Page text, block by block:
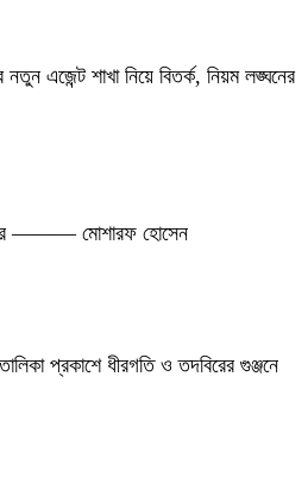
নতুন এজেন্ট শাখা নিয়ে বিতর্ক, নিয়ম লঙ্ঘনের
——— মোশারফ হোসেন
প্রকাশে ধীরগতি ও তদবিরের গুঞ্জনে